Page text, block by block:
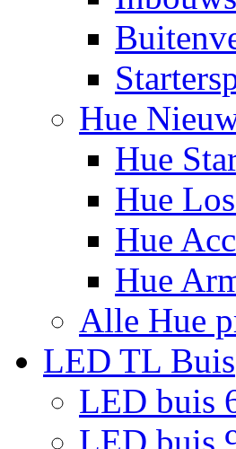
Hue
Hue
Hue
Hue
Hue
Alle Hue
LED TL Buis
LED buis
LED buis